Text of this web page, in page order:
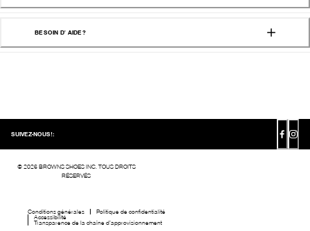
BESOIN D' AIDE?
©2026 BROWNS SHOES INC. TOUS DROITS
RÉSERVÉS
Conditions générales Politique de confidentialité
Accessibilité
Transparence de la chaîne d’approvisionnement
SUIVEZ-NOUS!: